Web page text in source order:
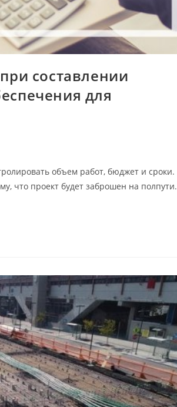
составлении
для
объем работ, бюджет и сроки.
что проект будет заброшен на полпути.